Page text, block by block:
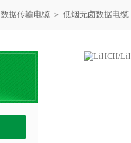
数据传输电缆 ＞ 低烟无卤数据电缆